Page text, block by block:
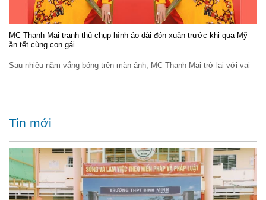
MC Thanh Mai tranh thủ chụp hình áo dài đón xuân trước khi qua Mỹ
ăn tết cùng con gái
Sau nhiều năm vắng bóng trên màn ảnh, MC Thanh Mai trở lại với vai
Tin mới